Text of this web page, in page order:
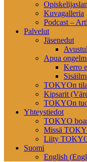
Kuvagalleria
Podcast –
Palvelut
Jäsenedut
Apua
Kerro
TOKYOn
Kipsarit
TOKYOn
Yhteystiedot
TOKYO
Missä
Liity
Suomi
English (